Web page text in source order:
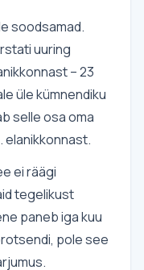
soodsamad.
uuring
– 23
üle kümnendiku
selle osa oma
elanikkonnast.
ei räägi
tegelikust
paneb iga kuu
pole see